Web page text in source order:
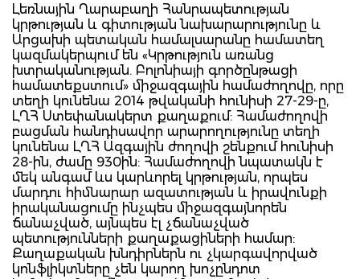
Լեռնային Ղարաբաղի Հանրապետության
կրթության և գիտության նախարարությունը և
Արցախի պետական համալսարանը համատեղ
կազմակերպում են «Կրթություն առանց
խտրականության. Բոլոնիայի գործընթացի
համատեքստում» միջազգային համաժողովը, որը
տեղի կունենա 2014 թվականի հունիսի 27-29-ը,
ԼՂՀ Ստեփանակերտ քաղաքում: Համաժողովի
բացման հանդիսավոր արարողությունը տեղի
կունենա ԼՂՀ Ազգային ժողովի շենքում հունիսի
28-ին, ժամը 930ին: Համաժողովի նպատակն է
մեկ անգամ ևս կարևորել կրթության, որպես
մարդու հիմնարար ազատության և իրավունքի
իրականացումը ինչպես միջազգայնորեն
ճանաչված, այնպես էլ չճանաչված
պետությունների քաղաքացիների համար:
Քաղաքական խնդիրներն ու չկարգավորված
կոնֆլիկտները չեն կարող խոչընդոտ